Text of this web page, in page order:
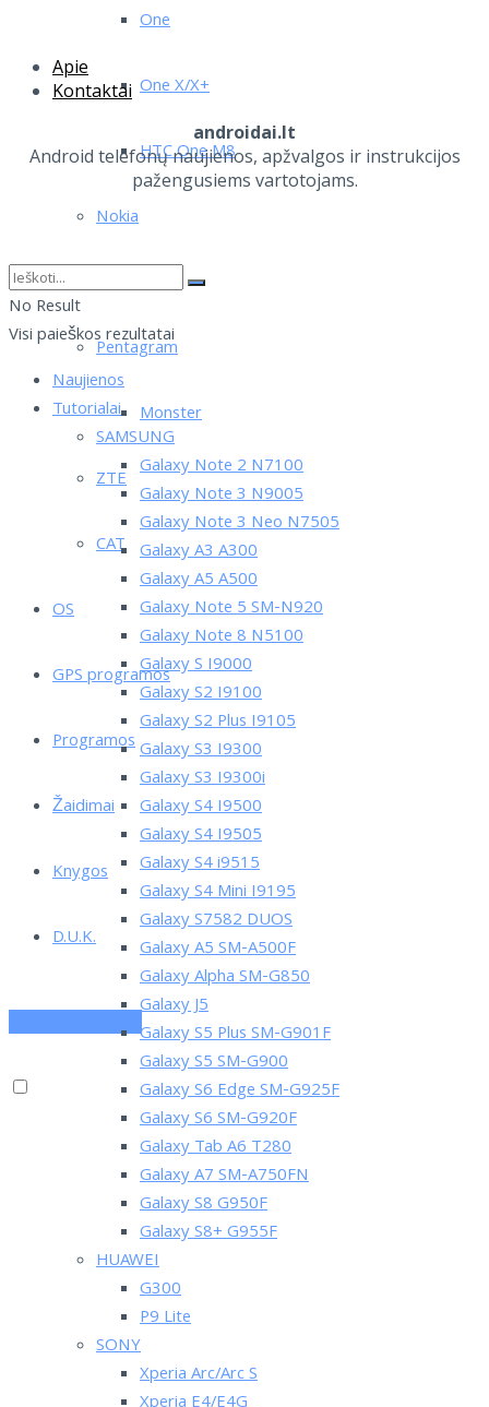
One
One X/X+
HTC One M8
Nokia
N900
Pentagram
Monster
ZTE
CAT
OS
GPS programos
Programos
Žaidimai
Knygos
D.U.K.
Apie
Kontaktai
androidai.lt
Android telefonų naujienos, apžvalgos ir instrukcijos
pažengusiems vartotojams.
No Result
Visi paieškos rezultatai
Naujienos
Tutorialai
SAMSUNG
Galaxy Note 2 N7100
Galaxy Note 3 N9005
Galaxy Note 3 Neo N7505
Galaxy A3 A300
Galaxy A5 A500
Galaxy Note 5 SM-N920
Galaxy Note 8 N5100
Galaxy S I9000
Galaxy S2 I9100
Galaxy S2 Plus I9105
Galaxy S3 I9300
Galaxy S3 I9300i
Galaxy S4 I9500
Galaxy S4 I9505
Galaxy S4 i9515
Galaxy S4 Mini I9195
Galaxy S7582 DUOS
Galaxy A5 SM-A500F
Galaxy Alpha SM-G850
Galaxy J5
Galaxy S5 Plus SM-G901F
Galaxy S5 SM-G900
Galaxy S6 Edge SM-G925F
Galaxy S6 SM-G920F
Galaxy Tab A6 T280
Galaxy A7 SM-A750FN
Galaxy S8 G950F
Galaxy S8+ G955F
HUAWEI
G300
P9 Lite
SONY
Xperia Arc/Arc S